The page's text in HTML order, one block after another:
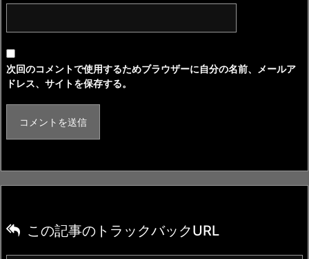
次回のコメントで使用するためブラウザーに自分の名前、メールア
ドレス、サイトを保存する。
この記事のトラックバックURL